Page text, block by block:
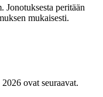
peritään
mukaisesti.
ovat seuraavat.